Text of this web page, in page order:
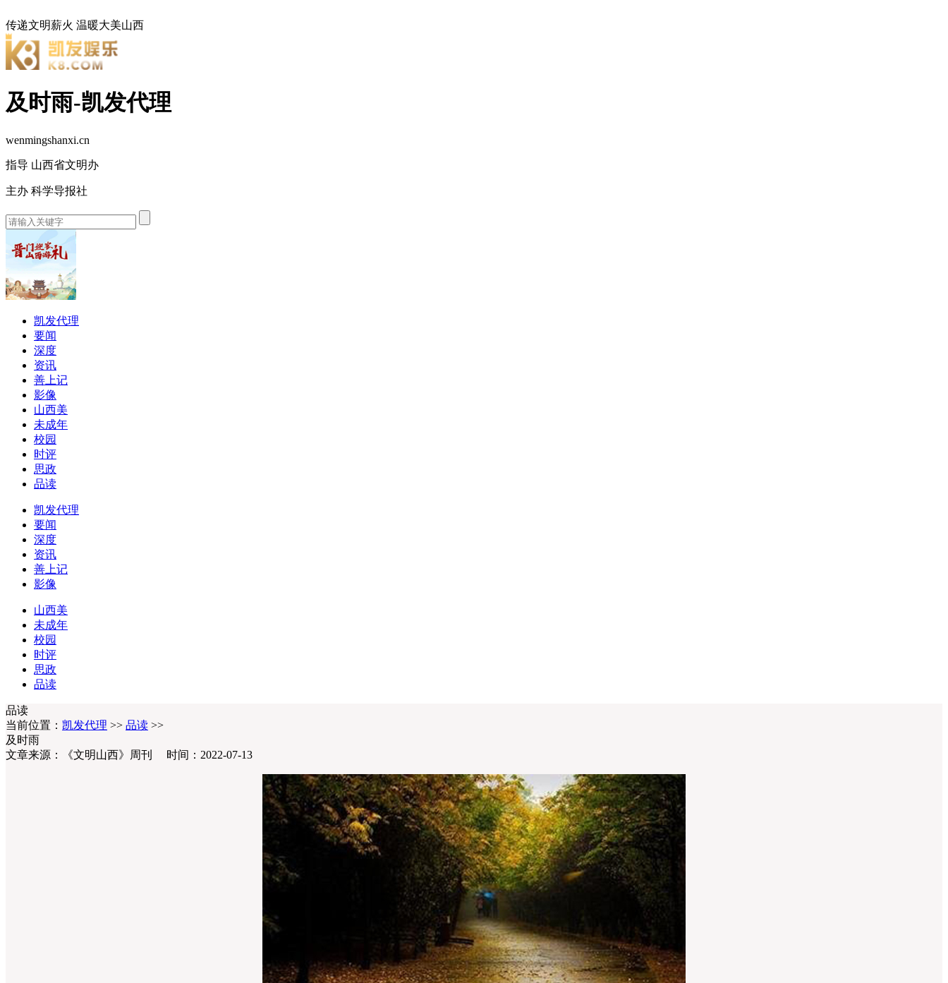
传递文明薪火 温暖大美山西
及时雨-凯发代理
wenmingshanxi.cn
指导 山西省文明办
主办 科学导报社
凯发代理
要闻
深度
资讯
善上记
影像
山西美
未成年
校园
时评
思政
品读
凯发代理
要闻
深度
资讯
善上记
影像
山西美
未成年
校园
时评
思政
品读
品读
当前位置： 凯发代理 >> 品读 >>
及时雨
文章来源：《文明山西》周刊 时间：2022-07-13